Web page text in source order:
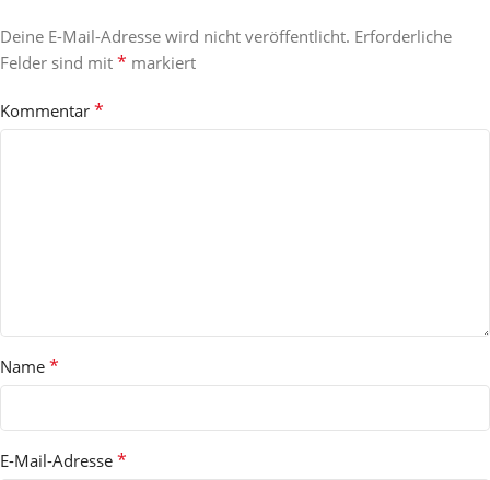
Deine E-Mail-Adresse wird nicht veröffentlicht. Erforderliche
Felder sind mit * markiert
Kommentar *
Name *
E-Mail-Adresse *